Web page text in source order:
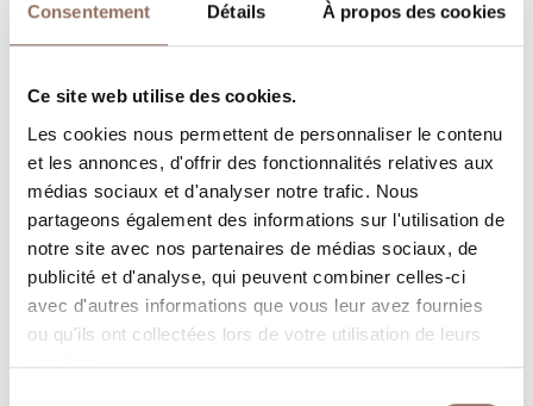
Consentement Détails À propos des cookies
Ce site web utilise des cookies.
Les cookies nous permettent de personnaliser le contenu
et les annonces, d'offrir des fonctionnalités relatives aux
médias sociaux et d'analyser notre trafic. Nous
partageons également des informations sur l'utilisation de
notre site avec nos partenaires de médias sociaux, de
publicité et d'analyse, qui peuvent combiner celles-ci
avec d'autres informations que vous leur avez fournies
ou qu'ils ont collectées lors de votre utilisation de leurs
services.
Vos vacances
Programmez où dormir, où manger, quoi faire et visiter
dans chaque coin de Langhe Monferrato Roero, tout en
gardant un œil sur la météo en temps réel